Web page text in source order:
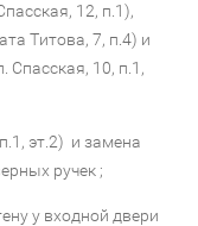
12, п.1),
Титова, 7, п.4) и
Спасская, 10, п.1,
эт.2) и замена
ручек ;
у входной двери